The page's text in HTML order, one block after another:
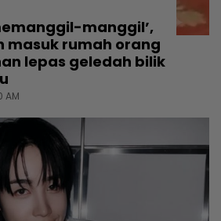
manggil’,
masuk rumah orang
lepas geledah bilik
AM